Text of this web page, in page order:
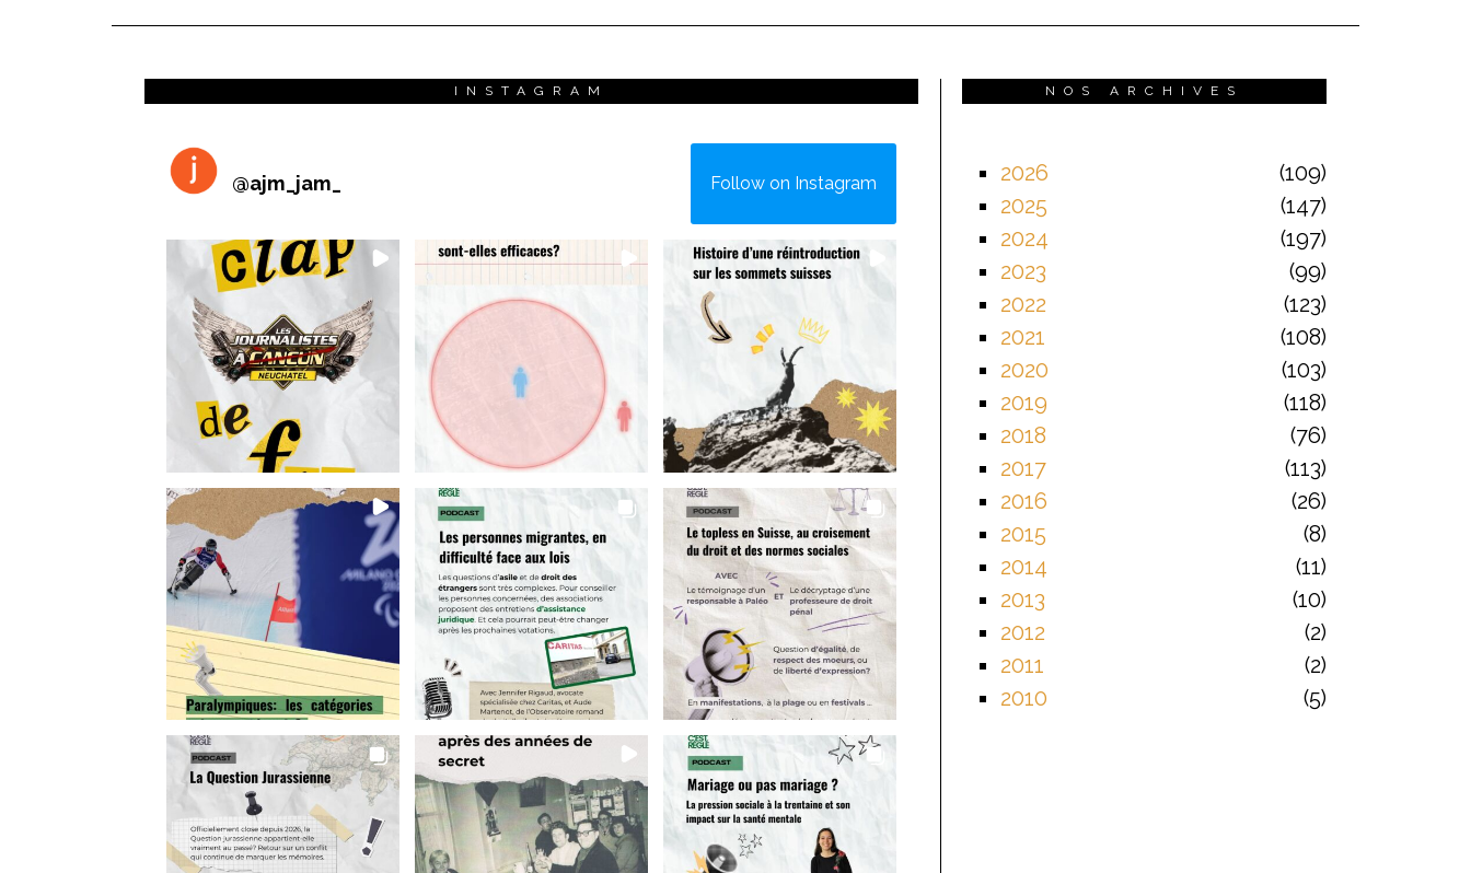
INSTAGRAM
@ajm_jam_ Follow on Instagram
NOS ARCHIVES
2026
109
2025
147
2024
197
2023
99
2022
123
2021
108
2020
103
2019
118
2018
76
2017
113
2016
26
2015
8
2014
11
2013
10
2012
2
2011
2
2010
5